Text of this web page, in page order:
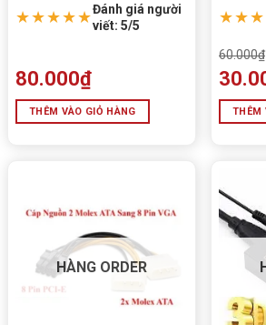
★★★★★Đánh giá người
viết: 5/5
80.000₫
THÊM VÀO GIỎ HÀNG
60.000₫
THÊM
HÀNG ORDER